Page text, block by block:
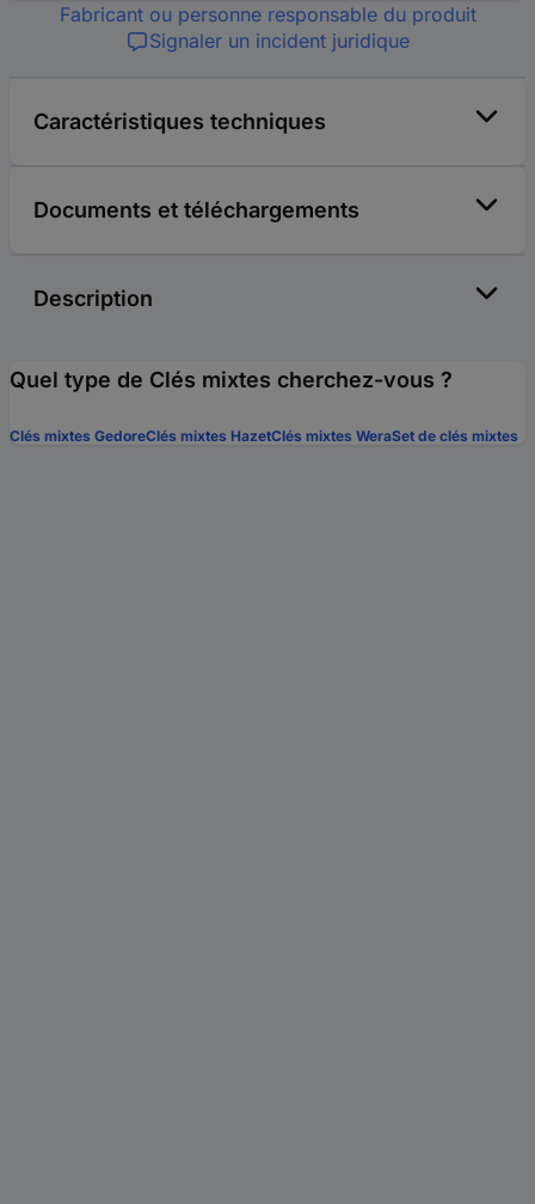
Fabricant ou personne responsable du produit
Signaler un incident juridique
Caractéristiques techniques
Documents et téléchargements
Description
Quel type de Clés mixtes cherchez-vous ?
Clés mixtes GedoreClés mixtes HazetClés mixtes WeraSet de clés mixtes